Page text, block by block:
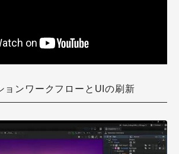
ョンワークフローとUIの刷新